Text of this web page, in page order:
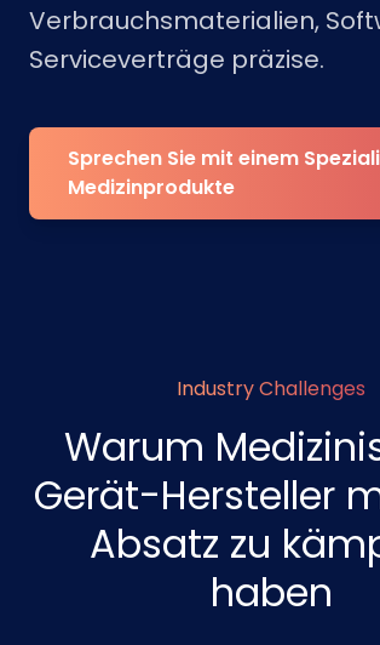
Verbrauchsmaterialien,
Serviceverträge präzise.
Sprechen Sie mit einem
Medizinprodukte
Industry Challenges
Warum
Gerät-Hersteller
Absatz zu
haben